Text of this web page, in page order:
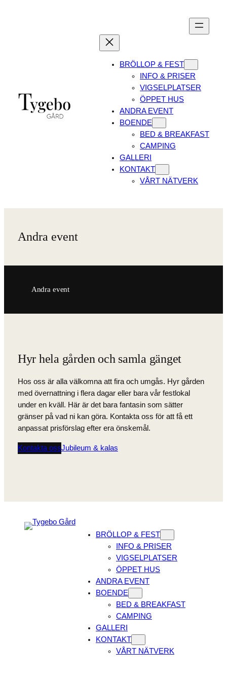
BRÖLLOP & FEST
INFO & PRISER
VIGSELPLATSER
ÖPPET HUS
ANDRA EVENT
BOENDE
BED & BREAKFAST
CAMPING
GALLERI
KONTAKT
VÅRT NÄTVERK
Andra event
Andra event
Hyr hela gården och samla gänget
Hos oss är alla välkomna att fira och umgås. Hyr gården
med övernattning i flera dagar eller bara vår festlokal
under en kväll. Här är det bara fantasin som sätter
gränser på vad ni kan göra. Kontakta oss för att få ett
anpassat prisförslag efter era önskemål.
Kontakta ossJubileum & kalas
BRÖLLOP & FEST
INFO & PRISER
VIGSELPLATSER
ÖPPET HUS
ANDRA EVENT
BOENDE
BED & BREAKFAST
CAMPING
GALLERI
KONTAKT
VÅRT NÄTVERK